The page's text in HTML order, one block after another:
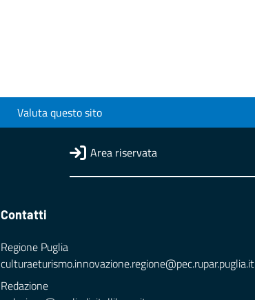
Valuta questo sito
Area riservata
Contatti
Regione Puglia
culturaeturismo.innovazione.regione@pec.rupar.puglia.it
Redazione